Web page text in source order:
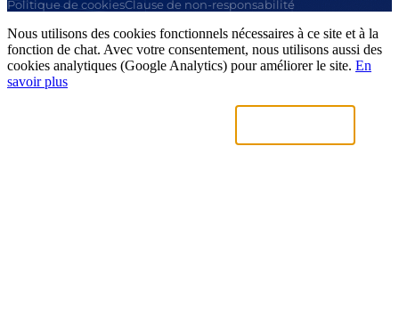
Politique de cookiesClause de non-responsabilité
Nous utilisons des cookies fonctionnels nécessaires à ce site et à la
fonction de chat. Avec votre consentement, nous utilisons aussi des
cookies analytiques (Google Analytics) pour améliorer le site. En
savoir plus